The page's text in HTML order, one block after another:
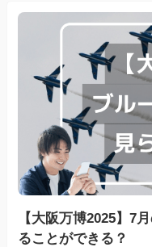
【大阪万博2025】7
ることができる？